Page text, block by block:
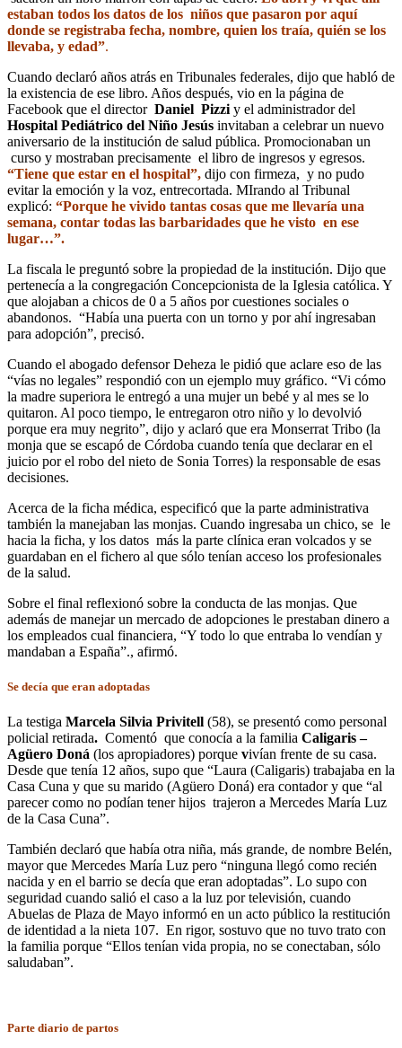
estaban todos los datos de los niños que pasaron por aquí
donde se registraba fecha, nombre, quien los traía, quién se los
llevaba, y edad”.
Cuando declaró años atrás en Tribunales federales, dijo que habló de
la existencia de ese libro. Años después, vio en la página de
Facebook que el director Daniel Pizzi y el administrador del
Hospital Pediátrico del Niño Jesús invitaban a celebrar un nuevo
aniversario de la institución de salud pública. Promocionaban un
curso y mostraban precisamente el libro de ingresos y egresos.
“Tiene que estar en el hospital”, dijo con firmeza, y no pudo
evitar la emoción y la voz, entrecortada. MIrando al Tribunal
explicó: “Porque he vivido tantas cosas que me llevaría una
semana, contar todas las barbaridades que he visto en ese
lugar…”.
La fiscala le preguntó sobre la propiedad de la institución. Dijo que
pertenecía a la congregación Concepcionista de la Iglesia católica. Y
que alojaban a chicos de 0 a 5 años por cuestiones sociales o
abandonos. “Había una puerta con un torno y por ahí ingresaban
para adopción”, precisó.
Cuando el abogado defensor Deheza le pidió que aclare eso de las
“vías no legales” respondió con un ejemplo muy gráfico. “Vi cómo
la madre superiora le entregó a una mujer un bebé y al mes se lo
quitaron. Al poco tiempo, le entregaron otro niño y lo devolvió
porque era muy negrito”, dijo y aclaró que era Monserrat Tribo (la
monja que se escapó de Córdoba cuando tenía que declarar en el
juicio por el robo del nieto de Sonia Torres) la responsable de esas
decisiones.
Acerca de la ficha médica, especificó que la parte administrativa
también la manejaban las monjas. Cuando ingresaba un chico, se le
hacia la ficha, y los datos más la parte clínica eran volcados y se
guardaban en el fichero al que sólo tenían acceso los profesionales
de la salud.
Sobre el final reflexionó sobre la conducta de las monjas. Que
además de manejar un mercado de adopciones le prestaban dinero a
los empleados cual financiera, “Y todo lo que entraba lo vendían y
mandaban a España”., afirmó.
Se decía que eran adoptadas
La testiga Marcela Silvia Privitell (58), se presentó como personal
policial retirada. Comentó que conocía a la familia Caligaris –
Agüero Doná (los apropiadores) porque vivían frente de su casa.
Desde que tenía 12 años, supo que “Laura (Caligaris) trabajaba en la
Casa Cuna y que su marido (Agüero Doná) era contador y que “al
parecer como no podían tener hijos trajeron a Mercedes María Luz
de la Casa Cuna”.
También declaró que había otra niña, más grande, de nombre Belén,
mayor que Mercedes María Luz pero “ninguna llegó como recién
nacida y en el barrio se decía que eran adoptadas”. Lo supo con
seguridad cuando salió el caso a la luz por televisión, cuando
Abuelas de Plaza de Mayo informó en un acto público la restitución
de identidad a la nieta 107. En rigor, sostuvo que no tuvo trato con
la familia porque “Ellos tenían vida propia, no se conectaban, sólo
saludaban”.
Parte diario de partos